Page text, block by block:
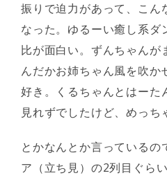
振りで迫力があって、こん
なった。ゆるーい癒し系ダ
比が面白い。ずんちゃんが
んだかお姉ちゃん風を吹か
好き。くるちゃんとはーた
見れずでしたけど、めっち
とかなんとか言っているの
ア（立ち見）の2列目ぐら